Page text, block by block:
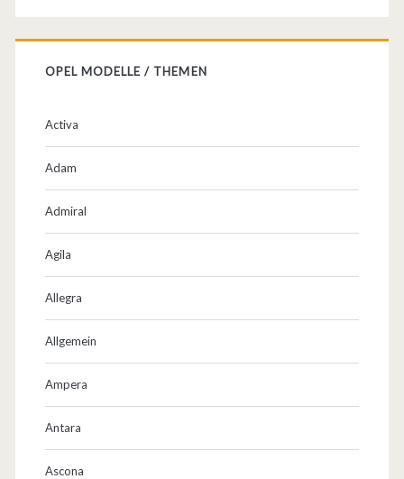
h
h
l
OPEL MODELLE / THEMEN
Activa
Adam
Admiral
Agila
Allegra
Allgemein
Ampera
Antara
Ascona